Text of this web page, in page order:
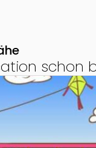
schon
in der